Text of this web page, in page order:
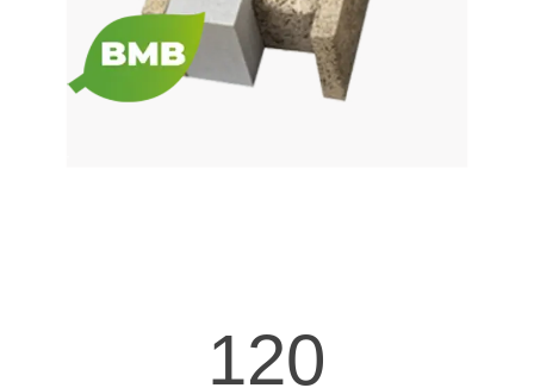
120